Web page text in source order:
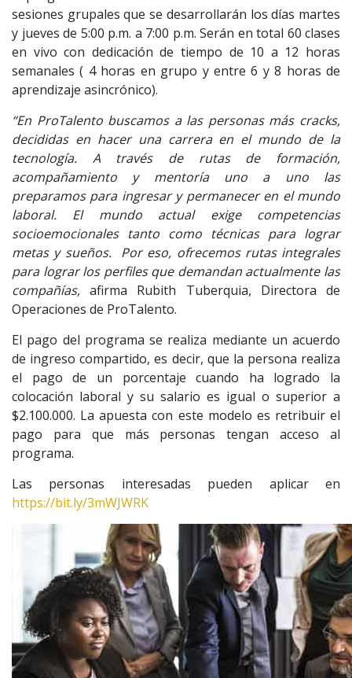
sesiones grupales que se desarrollarán los días martes
y jueves de 5:00 p.m. a 7:00 p.m. Serán en total 60 clases
en vivo con dedicación de tiempo de 10 a 12 horas
semanales ( 4 horas en grupo y entre 6 y 8 horas de
aprendizaje asincrónico).
“En ProTalento buscamos a las personas más cracks,
decididas en hacer una carrera en el mundo de la
tecnología. A través de rutas de formación,
acompañamiento y mentoría uno a uno las
preparamos para ingresar y permanecer en el mundo
laboral. El mundo actual exige competencias
socioemocionales tanto como técnicas para lograr
metas y sueños. Por eso, ofrecemos rutas integrales
para lograr los perfiles que demandan actualmente las
compañías, afirma Rubith Tuberquia, Directora de
Operaciones de ProTalento.
El pago del programa se realiza mediante un acuerdo
de ingreso compartido, es decir, que la persona realiza
el pago de un porcentaje cuando ha logrado la
colocación laboral y su salario es igual o superior a
$2.100.000. La apuesta con este modelo es retribuir el
pago para que más personas tengan acceso al
programa.
Las personas interesadas pueden aplicar en
https://bit.ly/3mWJWRK